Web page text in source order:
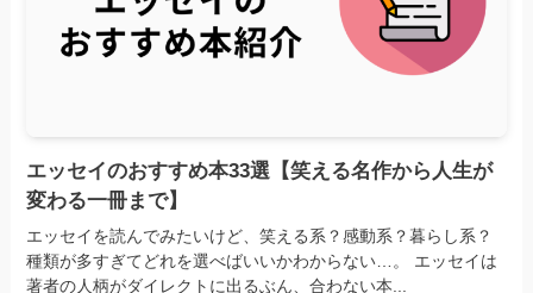
エッセイのおすすめ本33選【笑える名作から人生が
変わる一冊まで】
エッセイを読んでみたいけど、笑える系？感動系？暮らし系？
種類が多すぎてどれを選べばいいかわからない…。 エッセイは
著者の人柄がダイレクトに出るぶん、合わない本...